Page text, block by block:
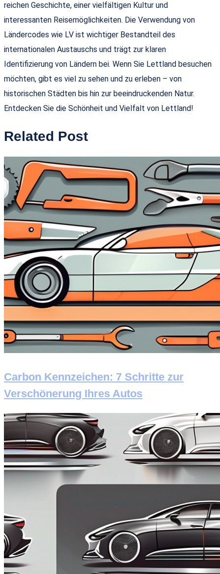
reichen Geschichte, einer vielfältigen Kultur und
interessanten Reisemöglichkeiten. Die Verwendung von
Ländercodes wie LV ist wichtiger Bestandteil des
internationalen Austauschs und trägt zur klaren
Identifizierung von Ländern bei. Wenn Sie Lettland besuchen
möchten, gibt es viel zu sehen und zu erleben – von
historischen Städten bis hin zur beeindruckenden Natur.
Entdecken Sie die Schönheit und Vielfalt von Lettland!
Related Post
Carbon Kennzeichen: 7 Schritte zur
Verschönerung Ihres Autos